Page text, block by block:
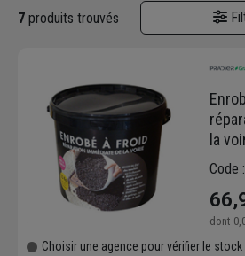
7 produits trouvés
la
Prêt
Code
dont
Choisir une agence pour vérifier le stock